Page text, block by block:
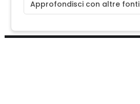
Approfondisci con altre fonti